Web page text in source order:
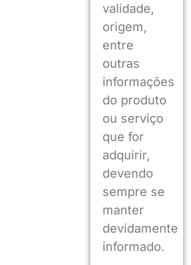
validade,
origem,
entre
outras
informações
do produto
ou serviço
que for
adquirir,
devendo
sempre se
manter
devidamente
informado.